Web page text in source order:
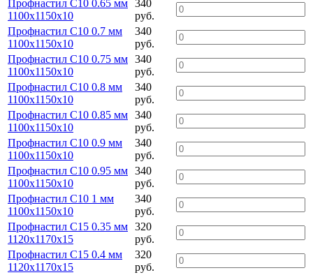
Профнастил С10 0.65 мм
1100х1150х10
340
руб.
Профнастил С10 0.7 мм
1100х1150х10
340
руб.
Профнастил С10 0.75 мм
1100х1150х10
340
руб.
Профнастил С10 0.8 мм
1100х1150х10
340
руб.
Профнастил С10 0.85 мм
1100х1150х10
340
руб.
Профнастил С10 0.9 мм
1100х1150х10
340
руб.
Профнастил С10 0.95 мм
1100х1150х10
340
руб.
Профнастил С10 1 мм
1100х1150х10
340
руб.
Профнастил С15 0.35 мм
1120х1170х15
320
руб.
Профнастил С15 0.4 мм
1120х1170х15
320
руб.